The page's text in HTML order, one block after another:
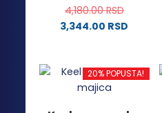
na
stranici
4,180.00RSD
3,344.00 RSD
ima
više
20% POPUSTA!